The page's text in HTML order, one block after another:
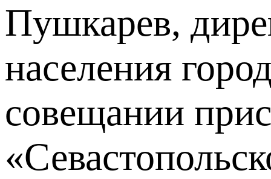
Пушкарев,
населения
совещании